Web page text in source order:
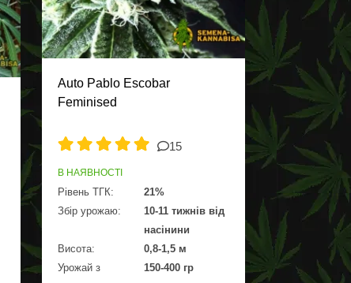
Auto Pablo Escobar
Feminised
15
В НАЯВНОСТІ
Рівень ТГК:
21%
Збір урожаю:
10-11 тижнів від
насінини
Висота:
0,8-1,5 м
Урожай з
150-400 гр